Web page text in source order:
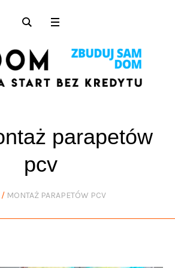
parapetów
pcv
/ MONTAŻ PARAPETÓW PCV